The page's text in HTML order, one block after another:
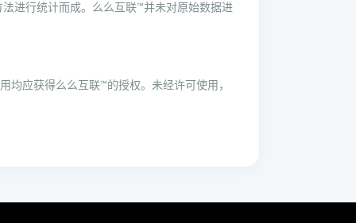
进行统计而成。么么互联™并未对原始数据进
应获得么么互联™的授权。未经许可使用，